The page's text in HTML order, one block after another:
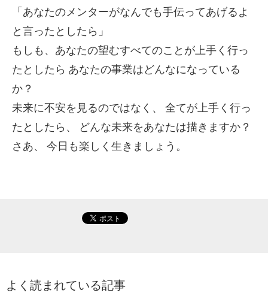
「あなたのメンターがなんでも手伝ってあげるよ
と言ったとしたら」
もしも、あなたの望むすべてのことが上手く行っ
たとしたら あなたの事業はどんなになっている
か？
未来に不安を見るのではなく、
全てが上手く行っ
たとしたら、
どんな未来をあなたは描きますか？
さあ、
今日も楽しく生きましょう。
よく読まれている記事